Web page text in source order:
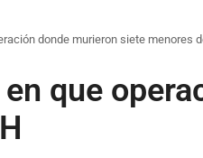
donde murieron siete menores
que